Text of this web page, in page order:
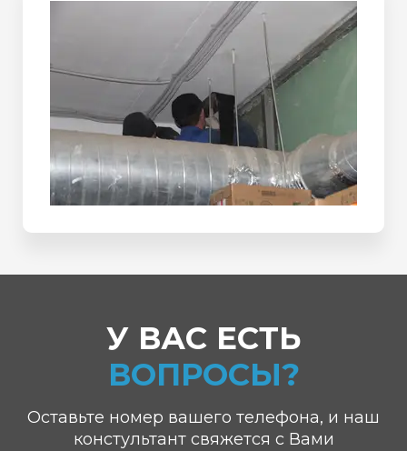
У ВАС ЕСТЬ
ВОПРОСЫ?
Оставьте номер вашего телефона, и наш
констультант свяжется с Вами